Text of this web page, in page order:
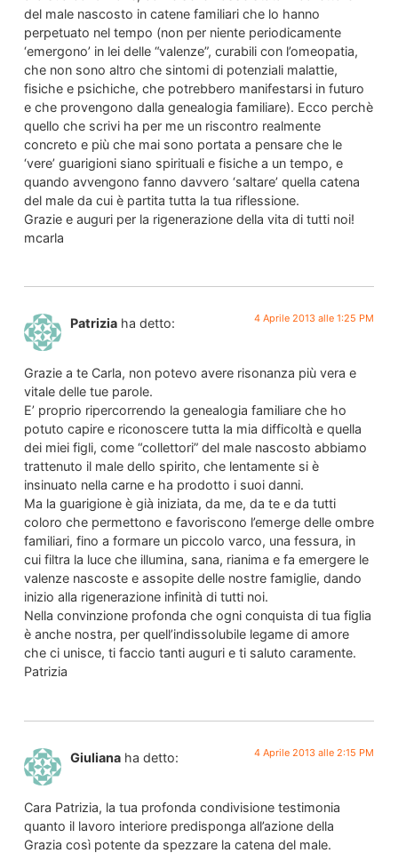
del male nascosto in catene familiari che lo hanno
perpetuato nel tempo (non per niente periodicamente
‘emergono’ in lei delle “valenze”, curabili con l’omeopatia,
che non sono altro che sintomi di potenziali malattie,
fisiche e psichiche, che potrebbero manifestarsi in futuro
e che provengono dalla genealogia familiare). Ecco perchè
quello che scrivi ha per me un riscontro realmente
concreto e più che mai sono portata a pensare che le
‘vere’ guarigioni siano spirituali e fisiche a un tempo, e
quando avvengono fanno davvero ‘saltare’ quella catena
del male da cui è partita tutta la tua riflessione.
Grazie e auguri per la rigenerazione della vita di tutti noi!
mcarla
Patrizia ha detto: 4 Aprile 2013 alle 1:25 PM
Grazie a te Carla, non potevo avere risonanza più vera e
vitale delle tue parole.
E’ proprio ripercorrendo la genealogia familiare che ho
potuto capire e riconoscere tutta la mia difficoltà e quella
dei miei figli, come “collettori” del male nascosto abbiamo
trattenuto il male dello spirito, che lentamente si è
insinuato nella carne e ha prodotto i suoi danni.
Ma la guarigione è già iniziata, da me, da te e da tutti
coloro che permettono e favoriscono l’emerge delle ombre
familiari, fino a formare un piccolo varco, una fessura, in
cui filtra la luce che illumina, sana, rianima e fa emergere le
valenze nascoste e assopite delle nostre famiglie, dando
inizio alla rigenerazione infinità di tutti noi.
Nella convinzione profonda che ogni conquista di tua figlia
è anche nostra, per quell’indissolubile legame di amore
che ci unisce, ti faccio tanti auguri e ti saluto caramente.
Patrizia
Giuliana ha detto: 4 Aprile 2013 alle 2:15 PM
Cara Patrizia, la tua profonda condivisione testimonia
quanto il lavoro interiore predisponga all’azione della
Grazia così potente da spezzare la catena del male.